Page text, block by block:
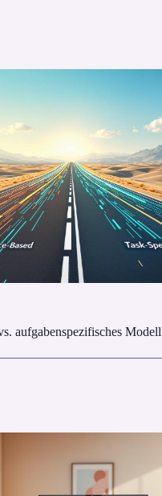
aufgabenspezifisches